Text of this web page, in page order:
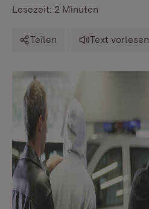
Lesezeit: 2 Minuten
Teilen Text vorlesen